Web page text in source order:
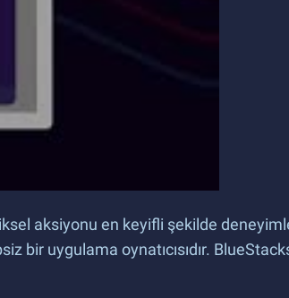
aksiyonu en keyifli şekilde
bir uygulama oynatıcısıdır.